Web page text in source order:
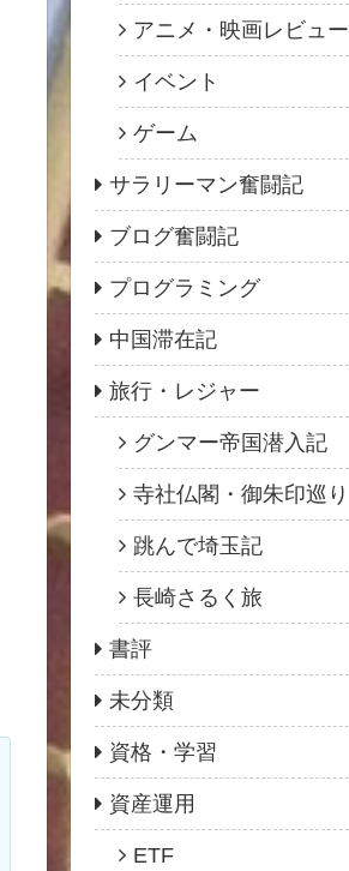
アニメ・映画レビュー
イベント
ゲーム
サラリーマン奮闘記
ブログ奮闘記
プログラミング
中国滞在記
旅行・レジャー
グンマー帝国潜入記
寺社仏閣・御朱印巡り
跳んで埼玉記
長崎さるく旅
書評
未分類
資格・学習
資産運用
ETF